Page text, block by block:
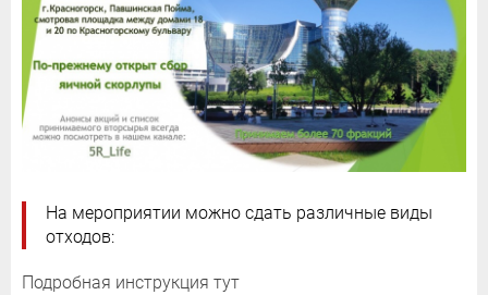
На мероприятии можно сдать различные виды
отходов:
Подробная инструкция тут